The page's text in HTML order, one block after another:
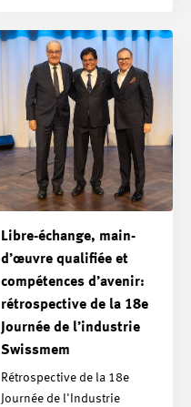
Libre-échange, main-
d’œuvre qualifiée et
compétences d’avenir:
rétrospective de la 18e
Journée de l’industrie
Swissmem
Rétrospective de la 18e
Journée de l'Industrie